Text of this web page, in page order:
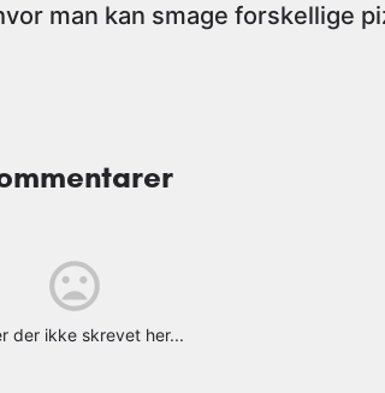
man kan smage forskellige
der ikke skrevet her...